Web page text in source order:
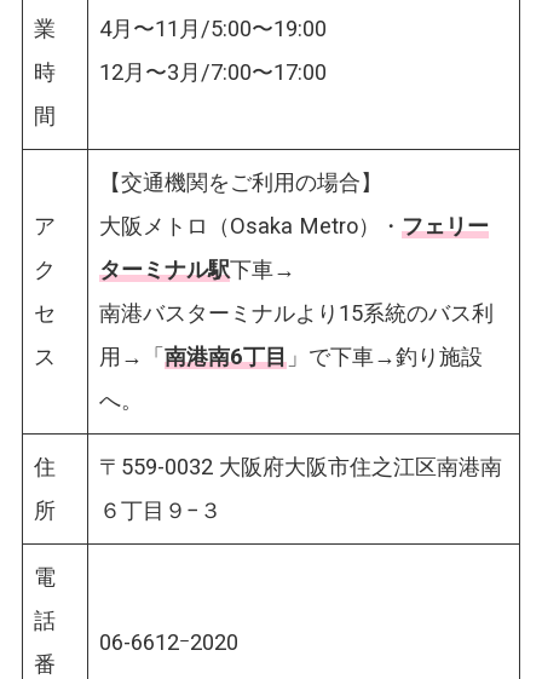
業
時
間
4月〜11月/5:00〜19:00
12月〜3月/7:00〜17:00
ア
ク
セ
ス
【交通機関をご利用の場合】
大阪メトロ（Osaka Metro）・フェリー
ターミナル駅下車→
南港バスターミナルより15系統のバス利
用→「南港南6丁目 」で下車→釣り施設
へ。
住
所
〒559-0032 大阪府大阪市住之江区南港南
６丁目９−３
電
話
番
06-6612ｰ2020